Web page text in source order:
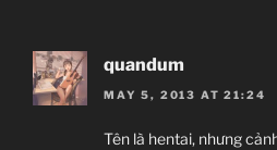
quandum
MAY 5, 2013 AT 21:24
Tên là hentai, nhưng